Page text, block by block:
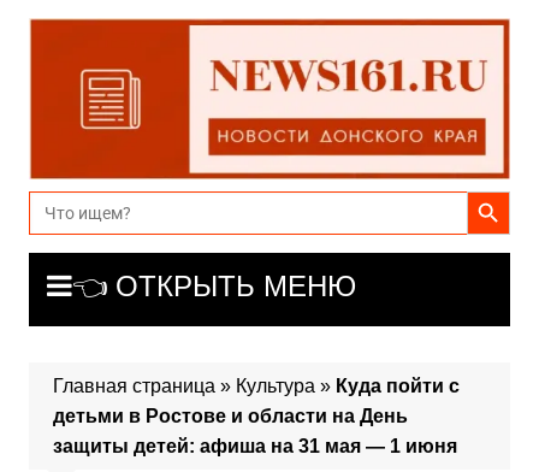
Перейти
содержимому
Search
for:
Search Button
👈 ОТКРЫТЬ МЕНЮ
Главная страница » Культура » Куда пойти с
детьми в Ростове и области на День
защиты детей: афиша на 31 мая — 1 июня